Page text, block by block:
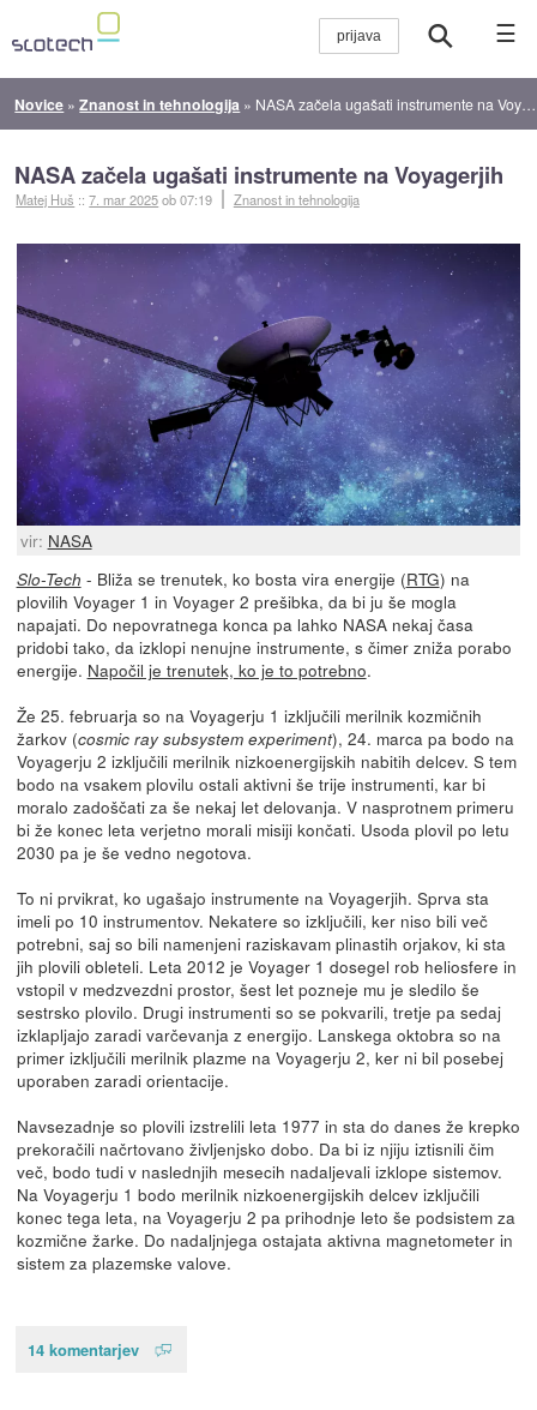
☰
Novice »Znanost in tehnologija » NASA začela ugašati instrumente na Voyagerjih
NASA začela ugašati instrumente na Voyagerjih
Matej Huš ::7. mar 2025ob 07:19 Znanost in tehnologija
vir: NASA
Slo-Tech - Bliža se trenutek, ko bosta vira energije (RTG) na
plovilih Voyager 1 in Voyager 2 prešibka, da bi ju še mogla
napajati. Do nepovratnega konca pa lahko NASA nekaj časa
pridobi tako, da izklopi nenujne instrumente, s čimer zniža porabo
energije. Napočil je trenutek, ko je to potrebno.
Že 25. februarja so na Voyagerju 1 izključili merilnik kozmičnih
žarkov (cosmic ray subsystem experiment), 24. marca pa bodo na
Voyagerju 2 izključili merilnik nizkoenergijskih nabitih delcev. S tem
bodo na vsakem plovilu ostali aktivni še trije instrumenti, kar bi
moralo zadoščati za še nekaj let delovanja. V nasprotnem primeru
bi že konec leta verjetno morali misiji končati. Usoda plovil po letu
2030 pa je še vedno negotova.
To ni prvikrat, ko ugašajo instrumente na Voyagerjih. Sprva sta
imeli po 10 instrumentov. Nekatere so izključili, ker niso bili več
potrebni, saj so bili namenjeni raziskavam plinastih orjakov, ki sta
jih plovili obleteli. Leta 2012 je Voyager 1 dosegel rob heliosfere in
vstopil v medzvezdni prostor, šest let pozneje mu je sledilo še
sestrsko plovilo. Drugi instrumenti so se pokvarili, tretje pa sedaj
izklapljajo zaradi varčevanja z energijo. Lanskega oktobra so na
primer izključili merilnik plazme na Voyagerju 2, ker ni bil posebej
uporaben zaradi orientacije.
Navsezadnje so plovili izstrelili leta 1977 in sta do danes že krepko
prekoračili načrtovano življenjsko dobo. Da bi iz njiju iztisnili čim
več, bodo tudi v naslednjih mesecih nadaljevali izklope sistemov.
Na Voyagerju 1 bodo merilnik nizkoenergijskih delcev izključili
konec tega leta, na Voyagerju 2 pa prihodnje leto še podsistem za
kozmične žarke. Do nadaljnjega ostajata aktivna magnetometer in
sistem za plazemske valove.
14 komentarjev